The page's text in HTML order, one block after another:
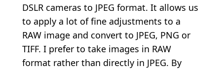
DSLR cameras to JPEG format. It allows us
to apply a lot of fine adjustments to a
RAW image and convert to JPEG, PNG or
TIFF. I prefer to take images in RAW
format rather than directly in JPEG. By